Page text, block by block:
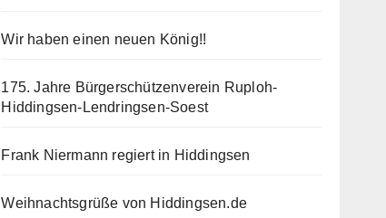
Wir haben einen neuen König!!
175. Jahre Bürgerschützenverein Ruploh-
Hiddingsen-Lendringsen-Soest
Frank Niermann regiert in Hiddingsen
Weihnachtsgrüße von Hiddingsen.de